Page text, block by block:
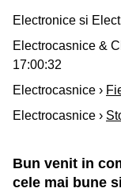
Electronice si
Electrocasnice &
17:00:32
Electrocasnice ›
Electrocasnice ›
Bun venit in
cele mai bune